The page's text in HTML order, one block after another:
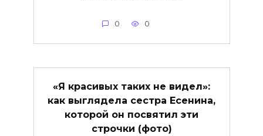
0 0
«Я красивых таких не видел»:
как выглядела сестра Есенина,
которой он посвятил эти
строчки (фото)